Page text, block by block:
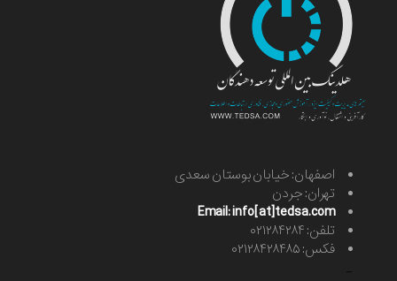
اصفهان: خیابان بوستان سعدی
تهران: جردن
Email: info[at]tedsa.com
تلفن: ۰۲۱۲۸۴۲۸۴
فکس: ۰۲۱۲۸۴۲۸۴۸۵